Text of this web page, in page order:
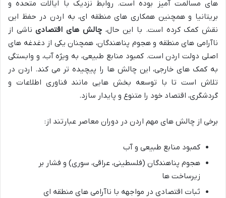
های مسالمت آمیز بوده است. روابط نزدیک با ایالات متحده و
بریتانیا و همچنین همکاری های منطقه ای، به اردن در حفظ این
نقش کمک کرده است. با این حال،چالش های اقتصادیناشی از
ناآرامی های منطقه و هجوم پناهندگان، همچنان یکی از دغدغه های
اصلی دولت اردن است. کمبود منابع طبیعی، به ویژه آب، و وابستگی
به کمک های خارجی، این چالش ها را پیچیده تر می کند. اردن در
تلاش است تا با توسعه بخش هایی مانند فناوری اطلاعات و
گردشگری، اقتصاد خود را متنوع و پایدار سازد.
برخی از چالش های مهم اردن در دوران معاصر عبارتند از:
کمبود منابع طبیعی و آب
هجوم پناهندگان (فلسطینی، عراقی، سوری) و فشار بر
زیرساخت ها
ثبات اقتصادی در مواجهه با ناآرامی های منطقه ای